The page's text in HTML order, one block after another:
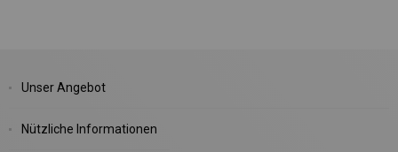
Unser Angebot
Nützliche Informationen